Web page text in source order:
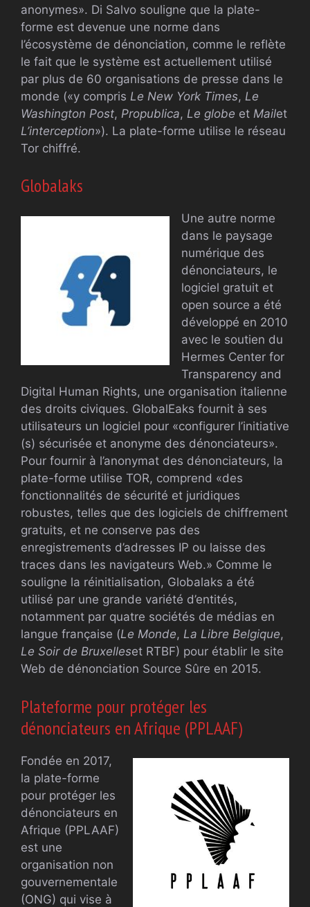
anonymes». Di Salvo souligne que la plate-
forme est devenue une norme dans
l’écosystème de dénonciation, comme le reflète
le fait que le système est actuellement utilisé
par plus de 60 organisations de presse dans le
monde («y compris Le New York Times, Le
Washington Post, Propublica, Le globe et Mailet
L’interception»). La plate-forme utilise le réseau
Tor chiffré.
Globalaks
Une autre norme
dans le paysage
numérique des
dénonciateurs, le
logiciel gratuit et
open source a été
développé en 2010
avec le soutien du
Hermes Center for
Transparency and
Digital Human Rights, une organisation italienne
des droits civiques. GlobalEaks fournit à ses
utilisateurs un logiciel pour «configurer l’initiative
(s) sécurisée et anonyme des dénonciateurs».
Pour fournir à l’anonymat des dénonciateurs, la
plate-forme utilise TOR, comprend «des
fonctionnalités de sécurité et juridiques
robustes, telles que des logiciels de chiffrement
gratuits, et ne conserve pas des
enregistrements d’adresses IP ou laisse des
traces dans les navigateurs Web.» Comme le
souligne la réinitialisation, Globalaks a été
utilisé par une grande variété d’entités,
notamment par quatre sociétés de médias en
langue française (Le Monde, La Libre Belgique,
Le Soir de Bruxelleset RTBF) pour établir le site
Web de dénonciation Source Sûre en 2015.
Plateforme pour protéger les
dénonciateurs en Afrique (PPLAAF)
Fondée en 2017,
la plate-forme
pour protéger les
dénonciateurs en
Afrique (PPLAAF)
est une
organisation non
gouvernementale
(ONG) qui vise à